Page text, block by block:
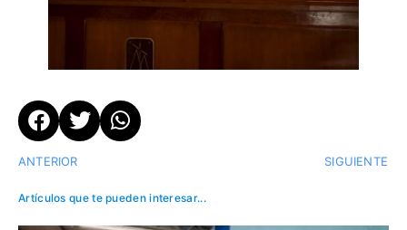
ANTERIOR SIGUIENTE
Artículos que te pueden interesar...